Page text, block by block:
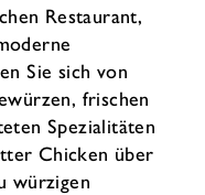
Restaurant,
Sie sich von
frischen
Spezialitäten
Chicken über
würzigen